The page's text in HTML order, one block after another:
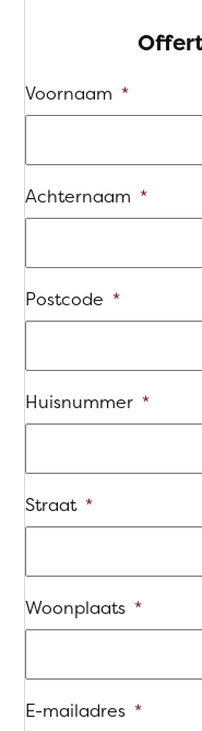
Voornaam *
Achternaam *
Postcode *
Huisnummer *
Straat *
Woonplaats *
E-mailadres *